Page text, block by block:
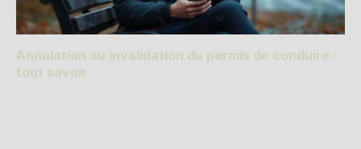
Annulation ou invalidation du permis de conduire :
tout savoir